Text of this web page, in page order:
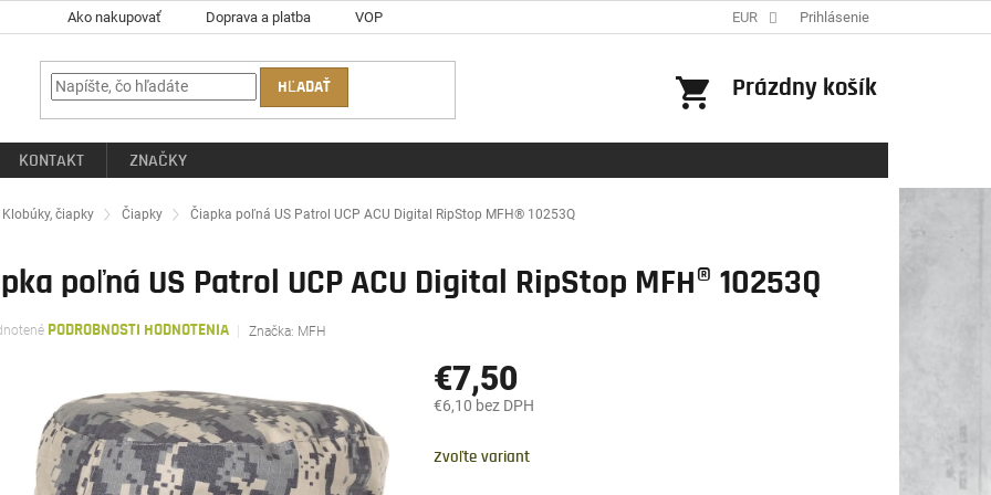
Ako nakupovať Doprava a platba VOP EUR Prihlásenie
HĽADAŤ
NÁKUPNÝ
Prázdny košík
KONTAKT ZNAČKY
Klobúky, čiapky Čiapky Čiapka poľná US Patrol UCP ACU Digital RipStop MFH® 10253Q
poľná US Patrol UCP ACU Digital RipStop MFH® 10253Q
PODROBNOSTI HODNOTENIA Značka: MFH
€7,50
€6,10 bez DPH
cena:
Zvoľte variant